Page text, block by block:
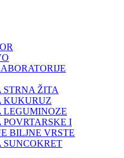
STRNA ŽITA
KUKURUZ
LEGUMINOZE
POVRTARSKE I
BILJNE VRSTE
SUNCOKRET